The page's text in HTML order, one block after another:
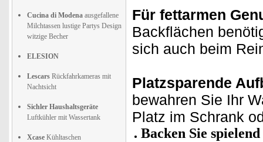
Cucina di Modena ausgefallene
Milchtassen lustige Partys Design
witzige Becher
ELESION
Lescars Rückfahrkameras mit
Nachtsicht
Sichler Haushaltsgeräte
Luftkühler mit Wassertank
Xcase Kühltaschen
Für fettarmen
Backflächen
sich auch beim
Platzsparende
bewahren Sie Ihr
Platz im Schrank
Backen Sie